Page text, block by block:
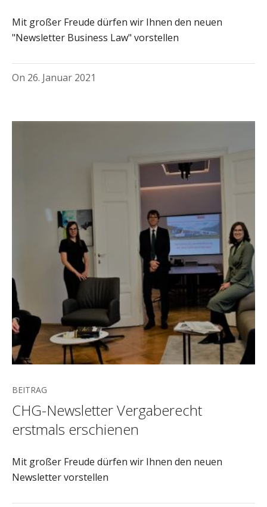
Mit großer Freude dürfen wir Ihnen den neuen
"Newsletter Business Law" vorstellen
On 26. Januar 2021
BEITRAG
CHG-Newsletter Vergaberecht
erstmals erschienen
Mit großer Freude dürfen wir Ihnen den neuen
Newsletter vorstellen